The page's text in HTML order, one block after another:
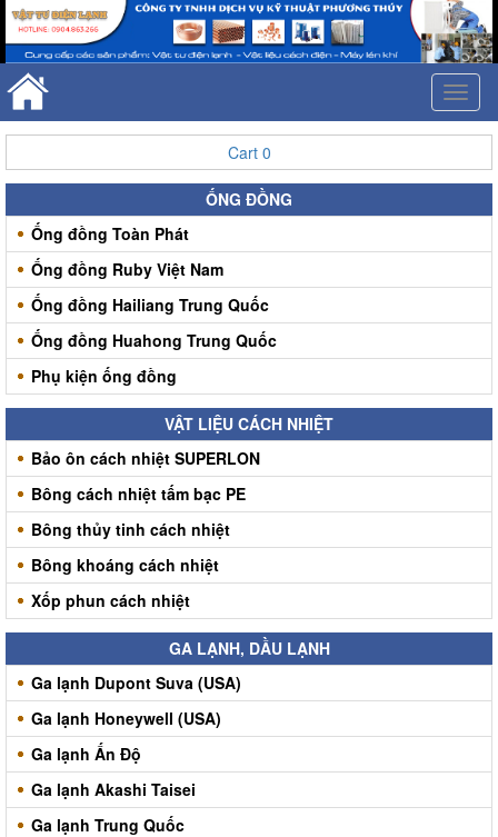
Cart 0
ỐNG ĐỒNG
Ống đồng Toàn Phát
Ống đồng Ruby Việt Nam
Ống đồng Hailiang Trung Quốc
Ống đồng Huahong Trung Quốc
Phụ kiện ống đồng
VẬT LIỆU CÁCH NHIỆT
Bảo ôn cách nhiệt SUPERLON
Bông cách nhiệt tấm bạc PE
Bông thủy tinh cách nhiệt
Bông khoáng cách nhiệt
Xốp phun cách nhiệt
GA LẠNH, DẦU LẠNH
Ga lạnh Dupont Suva (USA)
Ga lạnh Honeywell (USA)
Ga lạnh Ấn Độ
Ga lạnh Akashi Taisei
Ga lạnh Trung Quốc